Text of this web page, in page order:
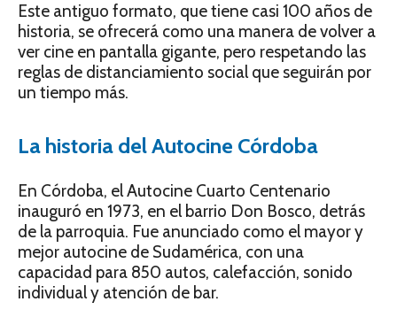
Este antiguo formato, que tiene casi 100 años de
historia, se ofrecerá como una manera de volver a
ver cine en pantalla gigante, pero respetando las
reglas de distanciamiento social que seguirán por
un tiempo más.
La historia del Autocine Córdoba
En Córdoba, el Autocine Cuarto Centenario
inauguró en 1973, en el barrio Don Bosco, detrás
de la parroquia. Fue anunciado como el mayor y
mejor autocine de Sudamérica, con una
capacidad para 850 autos, calefacción, sonido
individual y atención de bar.